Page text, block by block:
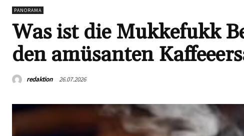
PANORAMA
Was ist die Mukkefukk
den amüsanten
redaktion 26.07.2026